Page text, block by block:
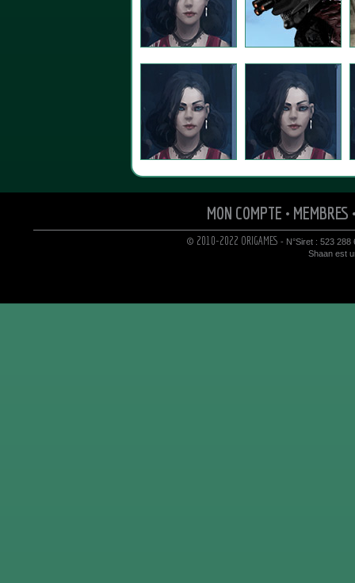
MON COMPTE • MEMBRES
© 2010-2022 ORIGAMES - N°Siret : 523 288
Shaan est